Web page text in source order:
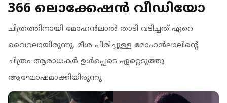
366 ലൊക്കേഷൻ വീഡിയോ
ചിത്രത്തിനായി മോഹൻലാൽ താടി വടിച്ചത് ഏറെ
വൈറലായിരുന്നു. മീശ പിരിച്ചുള്ള മോഹൻലാലിന്റെ
ചിത്രം ആരാധകർ ഉൾപ്പെടെ ഏറ്റെടുത്തു
ആഘോഷമാക്കിയിരുന്നു